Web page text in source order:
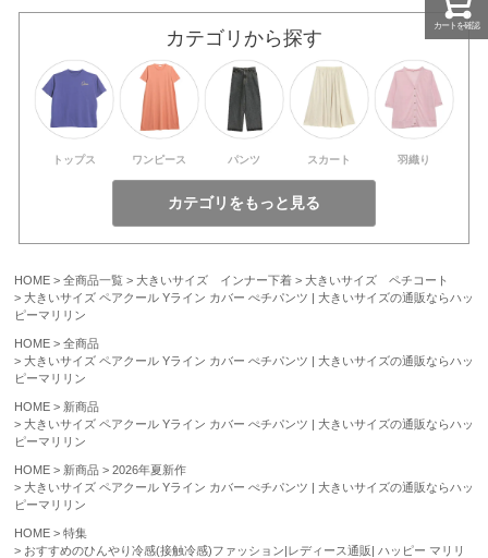
カートを確認
カテゴリから探す
トップス ワンピース パンツ スカート 羽織り
HOME 全商品一覧 大きいサイズ インナー下着
大きいサイズ ペチコート
大きいサイズ ペアクール Yライン カバー ぺチパンツ | 大きいサイズの通販ならハッ
ピーマリリン
HOME
全商品
大きいサイズ ペアクール Yライン カバー ぺチパンツ | 大きいサイズの通販ならハッ
ピーマリリン
HOME
新商品
大きいサイズ ペアクール Yライン カバー ぺチパンツ | 大きいサイズの通販ならハッ
ピーマリリン
HOME 新商品
2026年夏新作
大きいサイズ ペアクール Yライン カバー ぺチパンツ | 大きいサイズの通販ならハッ
ピーマリリン
HOME
特集
おすすめのひんやり冷感(接触冷感)ファッション|レディース通販| ハッピー マリリ